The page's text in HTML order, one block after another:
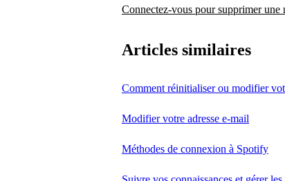
Connectez-vous pour supprimer une
Articles similaires
Comment réinitialiser ou modifier
Modifier votre adresse e-mail
Méthodes de connexion à Spotify